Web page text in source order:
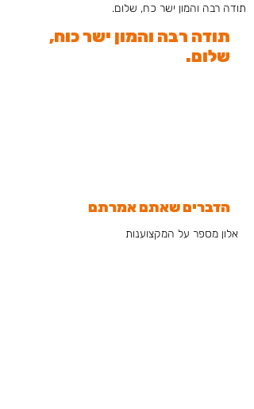
תודה רבה והמון ישר כח, שלום.
תודה רבה והמון ישר כוח,
שלום.
הדברים שאתם אמרתם
אלון מספר על המקצוענות